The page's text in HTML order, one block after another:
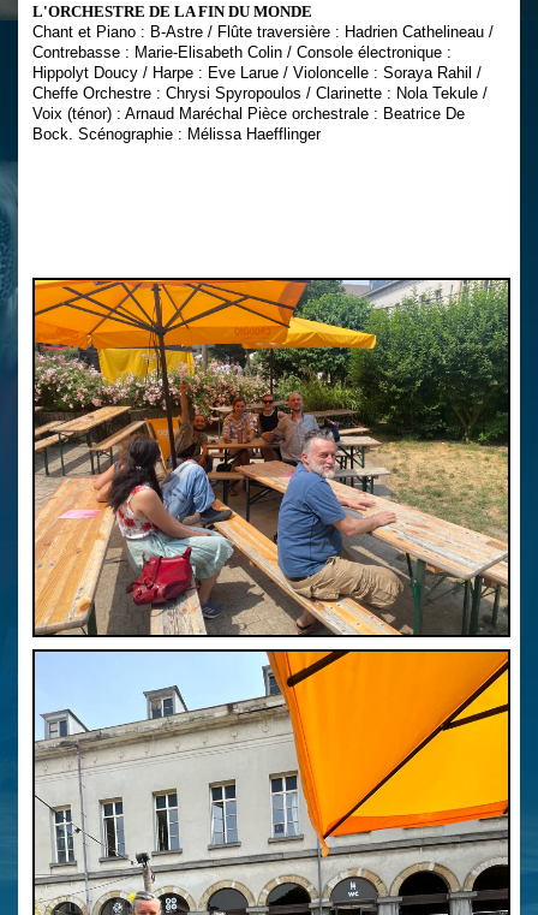
L'ORCHESTRE DE LA FIN DU MONDE
Chant et Piano : B-Astre / Flûte traversière : Hadrien Cathelineau /
Contrebasse : Marie-Elisabeth Colin / Console électronique :
Hippolyt Doucy / Harpe : Eve Larue / Violoncelle : Soraya Rahil /
Cheffe Orchestre : Chrysi Spyropoulos / Clarinette : Nola Tekule /
Voix (ténor) : Arnaud Maréchal Pièce orchestrale : Beatrice De
Bock. Scénographie : Mélissa Haefflinger